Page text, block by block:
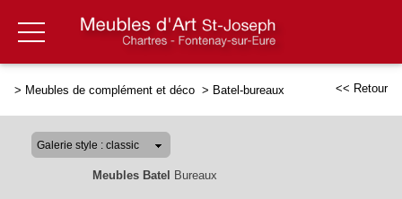
> Meubles de complément et déco > Batel-bureaux << Retour
Meubles Batel Bureaux